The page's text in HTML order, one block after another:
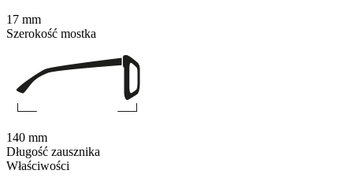
Właściwości
17 mm
Szerokość mostka
140 mm
Długość zausznika